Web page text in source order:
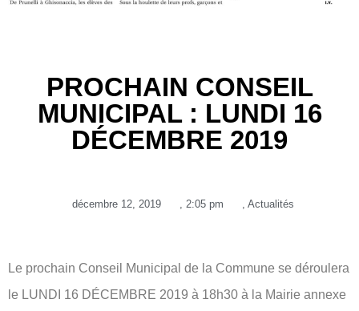
PROCHAIN CONSEIL
MUNICIPAL : LUNDI 16
DÉCEMBRE 2019
décembre 12, 2019 , 2:05 pm , Actualités
Le prochain Conseil Municipal de la Commune se déroulera
le LUNDI 16 DÉCEMBRE 2019 à 18h30 à la Mairie annexe